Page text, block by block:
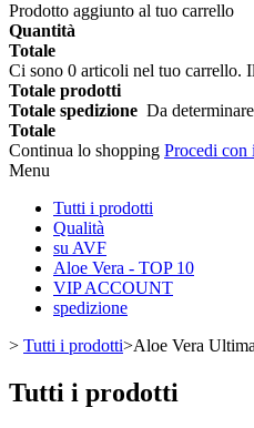
Prodotto aggiunto al tuo carrello
Quantità
Totale
Ci sono 0 articoli nel tuo carrello.
Totale prodotti
Totale spedizione Da determinare
Totale
Continua lo shopping Procedi con
Menu
Tutti i prodotti
Qualità
su AVF
Aloe Vera - TOP 10
VIP ACCOUNT
spedizione
> Tutti i prodotti>Aloe Vera
Tutti i prodotti